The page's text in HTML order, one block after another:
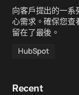
向客戶提出的一系
心需求。確保您
留在了最後。
HubSpot
Recent